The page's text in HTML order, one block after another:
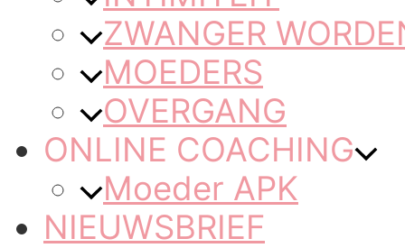
ZWANGER
MOEDERS
OVERGANG
ONLINE COACHING
Moeder APK
NIEUWSBRIEF